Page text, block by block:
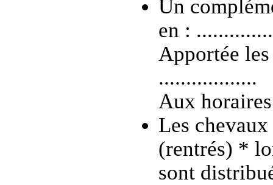
Un
en :
Apportée
..................
Aux
Les
(rentrés) *
sont